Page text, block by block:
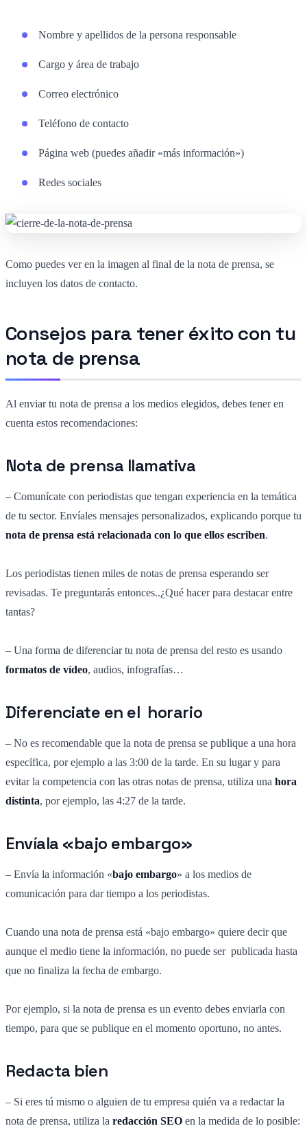
Nombre y apellidos de la persona responsable
Cargo y área de trabajo
Correo electrónico
Teléfono de contacto
Página web (puedes añadir «más información»)
Redes sociales
Como puedes ver en la imagen al final de la nota de prensa, se
incluyen los datos de contacto.
Consejos para tener éxito con tu
nota de prensa
Al enviar tu nota de prensa a los medios elegidos, debes tener en
cuenta estos recomendaciones:
Nota de prensa llamativa
– Comunícate con periodistas que tengan experiencia en la temática
de tu sector. Envíales mensajes personalizados, explicando porque tu
nota de prensa está relacionada con lo que ellos escriben.
Los periodistas tienen miles de notas de prensa esperando ser
revisadas. Te preguntarás entonces..¿Qué hacer para destacar entre
tantas?
– Una forma de diferenciar tu nota de prensa del resto es usando
formatos de vídeo, audios, infografías…
Diferenciate en el horario
– No es recomendable que la nota de prensa se publique a una hora
específica, por ejemplo a las 3:00 de la tarde. En su lugar y para
evitar la competencia con las otras notas de prensa, utiliza una hora
distinta, por ejemplo, las 4:27 de la tarde.
Envíala «bajo embargo»
– Envía la información «bajo embargo» a los medios de
comunicación para dar tiempo a los periodistas.
Cuando una nota de prensa está «bajo embargo» quiere decir que
aunque el medio tiene la información, no puede ser publicada hasta
que no finaliza la fecha de embargo.
Por ejemplo, si la nota de prensa es un evento debes enviarla con
tiempo, para que se publique en el momento oportuno, no antes.
Redacta bien
– Si eres tú mismo o alguien de tu empresa quién va a redactar la
nota de prensa, utiliza la redacción SEO en la medida de lo posible: